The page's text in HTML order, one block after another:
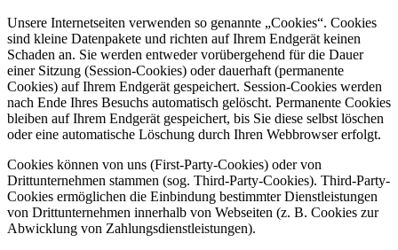
Unsere Internetseiten verwenden so genannte „Cookies“. Cookies
sind kleine Datenpakete und richten auf Ihrem Endgerät keinen
Schaden an. Sie werden entweder vorübergehend für die Dauer
einer Sitzung (Session-Cookies) oder dauerhaft (permanente
Cookies) auf Ihrem Endgerät gespeichert. Session-Cookies werden
nach Ende Ihres Besuchs automatisch gelöscht. Permanente Cookies
bleiben auf Ihrem Endgerät gespeichert, bis Sie diese selbst löschen
oder eine automatische Löschung durch Ihren Webbrowser erfolgt.
Cookies können von uns (First-Party-Cookies) oder von
Drittunternehmen stammen (sog. Third-Party-Cookies). Third-Party-
Cookies ermöglichen die Einbindung bestimmter Dienstleistungen
von Drittunternehmen innerhalb von Webseiten (z. B. Cookies zur
Abwicklung von Zahlungsdienstleistungen).